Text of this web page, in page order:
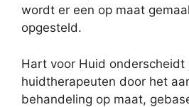
wordt er een op maat
opgesteld.
Hart voor Huid onderscheidt
huidtherapeuten door het
behandeling op maat,